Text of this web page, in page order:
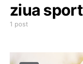
ziua
1 post